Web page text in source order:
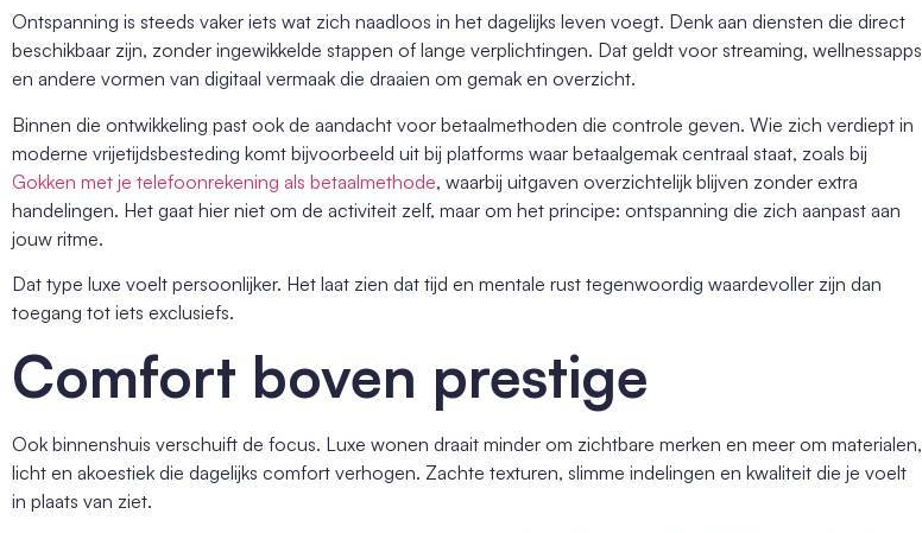
Ontspanning is steeds vaker iets wat zich naadloos in het dagelijks leven voegt. Denk aan diensten die direct
beschikbaar zijn, zonder ingewikkelde stappen of lange verplichtingen. Dat geldt voor streaming, wellnessapps
en andere vormen van digitaal vermaak die draaien om gemak en overzicht.
Binnen die ontwikkeling past ook de aandacht voor betaalmethoden die controle geven. Wie zich verdiept in
moderne vrijetijdsbesteding komt bijvoorbeeld uit bij platforms waar betaalgemak centraal staat, zoals bij
Gokken met je telefoonrekening als betaalmethode, waarbij uitgaven overzichtelijk blijven zonder extra
handelingen. Het gaat hier niet om de activiteit zelf, maar om het principe: ontspanning die zich aanpast aan
jouw ritme.
Dat type luxe voelt persoonlijker. Het laat zien dat tijd en mentale rust tegenwoordig waardevoller zijn dan
toegang tot iets exclusiefs.
Comfort boven prestige
Ook binnenshuis verschuift de focus. Luxe wonen draait minder om zichtbare merken en meer om materialen,
licht en akoestiek die dagelijks comfort verhogen. Zachte texturen, slimme indelingen en kwaliteit die je voelt
in plaats van ziet.